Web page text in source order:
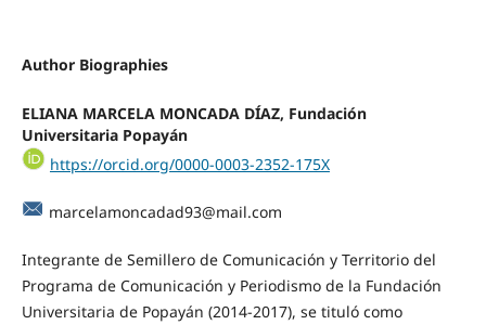
Author Biographies
ELIANA MARCELA MONCADA DÍAZ, Fundación
Universitaria Popayán
https://orcid.org/0000-0003-2352-175X
marcelamoncadad93@mail.com
Integrante de Semillero de Comunicación y Territorio del
Programa de Comunicación y Periodismo de la Fundación
Universitaria de Popayán (2014-2017), se tituló como